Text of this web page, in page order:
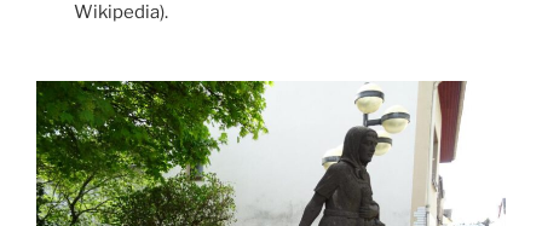
Wikipedia).